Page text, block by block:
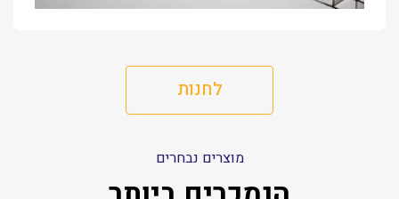
לחנות
מוצרים נבחרים